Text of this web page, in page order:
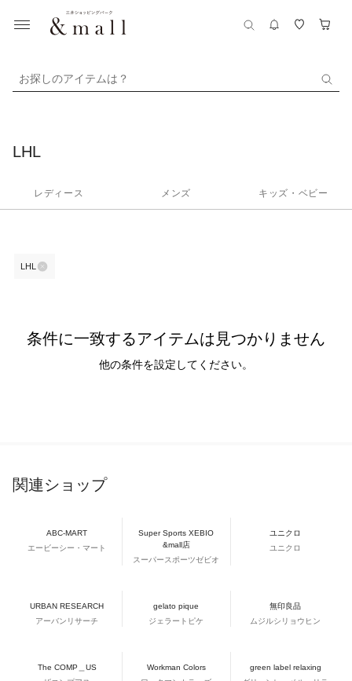
お探しのアイテムは？
LHL
レディース メンズ キッズ・ベビー
LHL
条件に一致するアイテムは見つかりません
他の条件を設定してください。
関連ショップ
ABC-MART
エービーシー・マート
Super Sports XEBIO
&mall店
スーパースポーツゼビオ
ユニクロ
ユニクロ
URBAN RESEARCH
アーバンリサーチ
gelato pique
ジェラートピケ
無印良品
ムジルシリョウヒン
The COMP＿US
Workman Colors
green label relaxing